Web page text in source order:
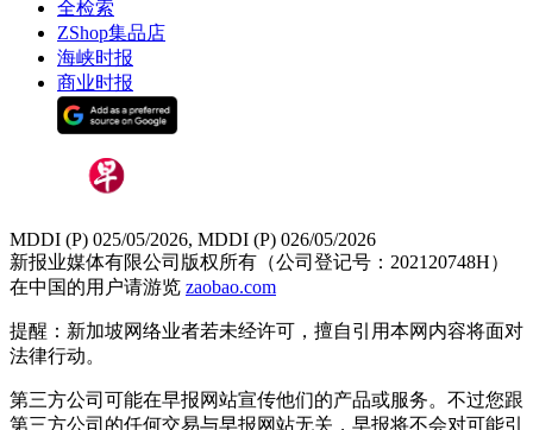
全检索
ZShop集品店
海峡时报
商业时报
MDDI (P) 025/05/2026, MDDI (P) 026/05/2026
新报业媒体有限公司版权所有（公司登记号：202120748H）
在中国的用户请游览 zaobao.com
提醒：新加坡网络业者若未经许可，擅自引用本网内容将面对
法律行动。
第三方公司可能在早报网站宣传他们的产品或服务。不过您跟
第三方公司的任何交易与早报网站无关，早报将不会对可能引